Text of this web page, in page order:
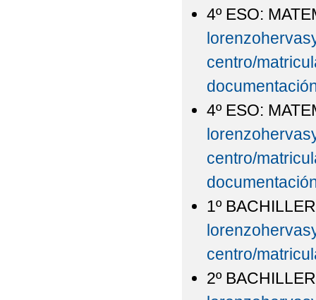
4º ESO:
centro/
4º ESO:
centro/
1º
centro/
2º